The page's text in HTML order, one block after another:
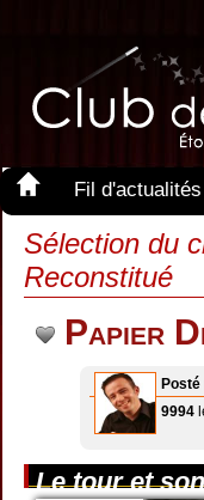
Fil d'actualités
Sélection du
Reconstitué
Papier
Posté
9994
Le tour et